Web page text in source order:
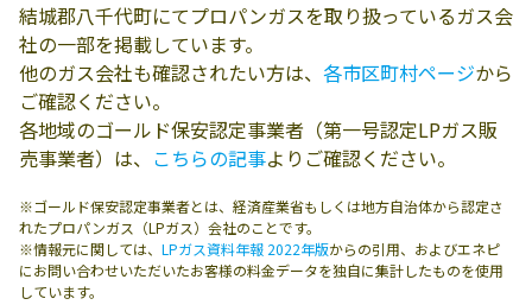
結城郡八千代町にてプロパンガスを取り扱っているガス会
社の一部を掲載しています。
他のガス会社も確認されたい方は、 各市区町村ページから
ご確認ください。
各地域のゴールド保安認定事業者（第一号認定LPガス販
売事業者）は、 こちらの記事よりご確認ください。
※ゴールド保安認定事業者とは、経済産業省もしくは地方自治体から認定さ
れたプロパンガス（LPガス）会社のことです。
※情報元に関しては、 LPガス資料年報 2022年版からの引用、およびエネピ
にお問い合わせいただいたお客様の料金データを独自に集計したものを使用
しています。